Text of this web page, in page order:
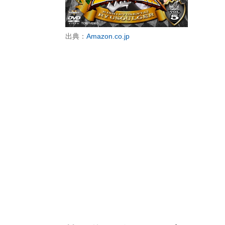
出典： Amazon.co.jp